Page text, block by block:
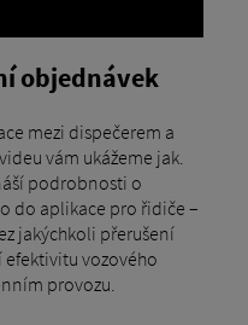
objednávek
mezi dispečerem a
vám ukážeme jak.
podrobnosti o
do aplikace pro řidiče –
jakýchkoli přerušení
vozového
provozu.